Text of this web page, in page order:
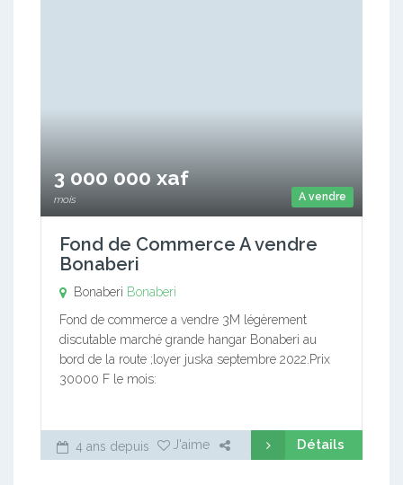
A vendre
3 000 000 xaf
mois
Fond de Commerce A vendre
Bonaberi
Bonaberi Bonaberi
Fond de commerce a vendre 3M légèrement
discutable marché grande hangar Bonaberi au
bord de la route ;loyer juska septembre 2022.Prix
30000 F le mois:
4 ans depuis J'aime Détails